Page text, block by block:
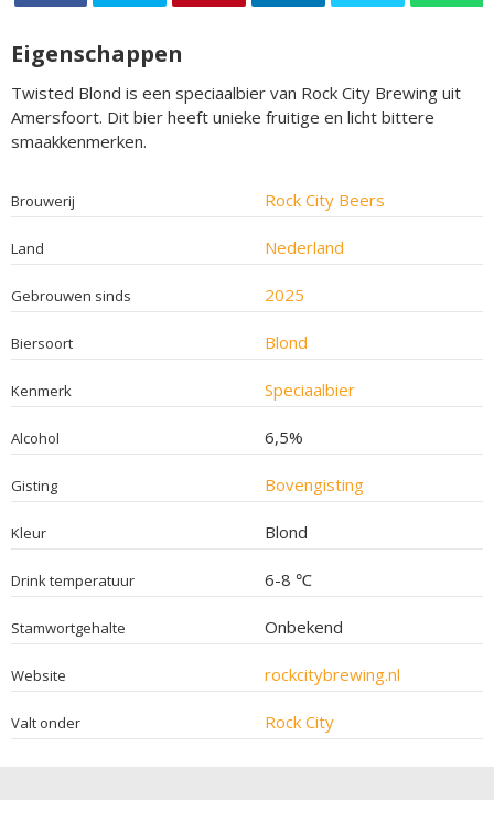
Eigenschappen
Twisted Blond is een speciaalbier van Rock City Brewing uit
Amersfoort. Dit bier heeft unieke fruitige en licht bittere
smaakkenmerken.
Brouwerij Rock City Beers
Land Nederland
Gebrouwen sinds 2025
Biersoort Blond
Kenmerk Speciaalbier
Alcohol 6,5%
Gisting Bovengisting
Kleur Blond
Drink temperatuur 6-8 ℃
Stamwortgehalte Onbekend
Website rockcitybrewing.nl
Valt onder Rock City